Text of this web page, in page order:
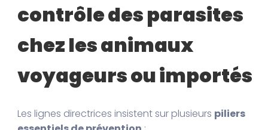
contrôle des parasites
chez les animaux
voyageurs ou importés
Les lignes directrices insistent sur plusieurs piliers